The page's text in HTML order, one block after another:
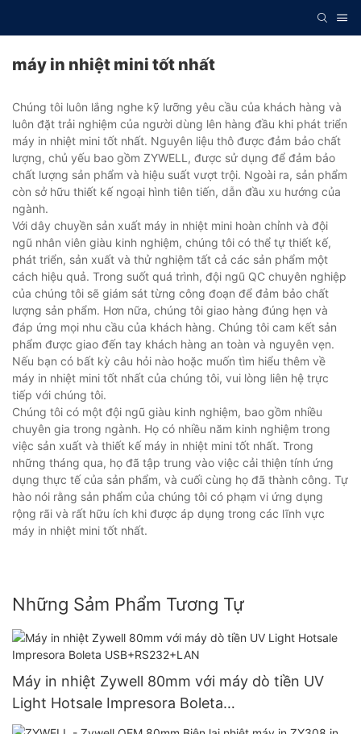
máy in nhiệt mini tốt nhất
Chúng tôi luôn lắng nghe kỹ lưỡng yêu cầu của khách hàng và
luôn đặt trải nghiệm của người dùng lên hàng đầu khi phát triển
máy in nhiệt mini tốt nhất. Nguyên liệu thô được đảm bảo chất
lượng, chủ yếu bao gồm ZYWELL, được sử dụng để đảm bảo
chất lượng sản phẩm và hiệu suất vượt trội. Ngoài ra, sản phẩm
còn sở hữu thiết kế ngoại hình tiên tiến, dẫn đầu xu hướng của
ngành.
Với dây chuyền sản xuất máy in nhiệt mini hoàn chỉnh và đội
ngũ nhân viên giàu kinh nghiệm, chúng tôi có thể tự thiết kế,
phát triển, sản xuất và thử nghiệm tất cả các sản phẩm một
cách hiệu quả. Trong suốt quá trình, đội ngũ QC chuyên nghiệp
của chúng tôi sẽ giám sát từng công đoạn để đảm bảo chất
lượng sản phẩm. Hơn nữa, chúng tôi giao hàng đúng hẹn và
đáp ứng mọi nhu cầu của khách hàng. Chúng tôi cam kết sản
phẩm được giao đến tay khách hàng an toàn và nguyên vẹn.
Nếu bạn có bất kỳ câu hỏi nào hoặc muốn tìm hiểu thêm về
máy in nhiệt mini tốt nhất của chúng tôi, vui lòng liên hệ trực
tiếp với chúng tôi.
Chúng tôi có một đội ngũ giàu kinh nghiệm, bao gồm nhiều
chuyên gia trong ngành. Họ có nhiều năm kinh nghiệm trong
việc sản xuất và thiết kế máy in nhiệt mini tốt nhất. Trong
những tháng qua, họ đã tập trung vào việc cải thiện tính ứng
dụng thực tế của sản phẩm, và cuối cùng họ đã thành công. Tự
hào nói rằng sản phẩm của chúng tôi có phạm vi ứng dụng
rộng rãi và rất hữu ích khi được áp dụng trong các lĩnh vực
máy in nhiệt mini tốt nhất.
Những Sảm Phẩm Tương Tự
Máy in nhiệt Zywell 80mm với máy dò tiền UV
Light Hotsale Impresora Boleta
USB+RS232+LAN